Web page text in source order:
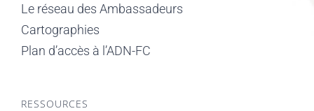
Le réseau des Ambassadeurs
Cartographies
Plan d’accès à l’ADN-FC
RESSOURCES